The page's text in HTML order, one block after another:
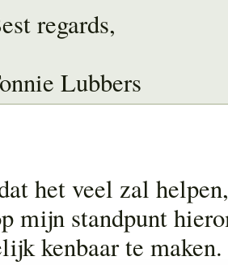
regards,
Lubbers
het veel zal
mijn standpunt
kenbaar te maken.